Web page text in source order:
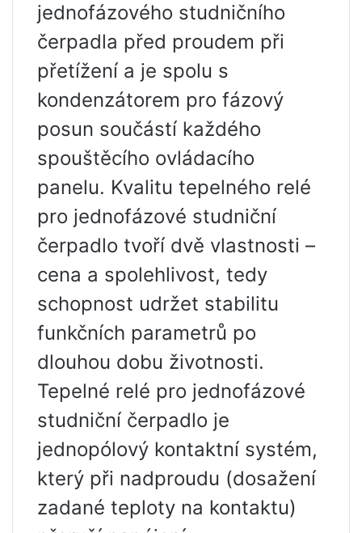
jednofázového studničního
čerpadla před proudem při
přetížení a je spolu s
kondenzátorem pro fázový
posun součástí každého
spouštěcího ovládacího
panelu. Kvalitu tepelného relé
pro jednofázové studniční
čerpadlo tvoří dvě vlastnosti –
cena a spolehlivost, tedy
schopnost udržet stabilitu
funkčních parametrů po
dlouhou dobu životnosti.
Tepelné relé pro jednofázové
studniční čerpadlo je
jednopólový kontaktní systém,
který při nadproudu (dosažení
zadané teploty na kontaktu)